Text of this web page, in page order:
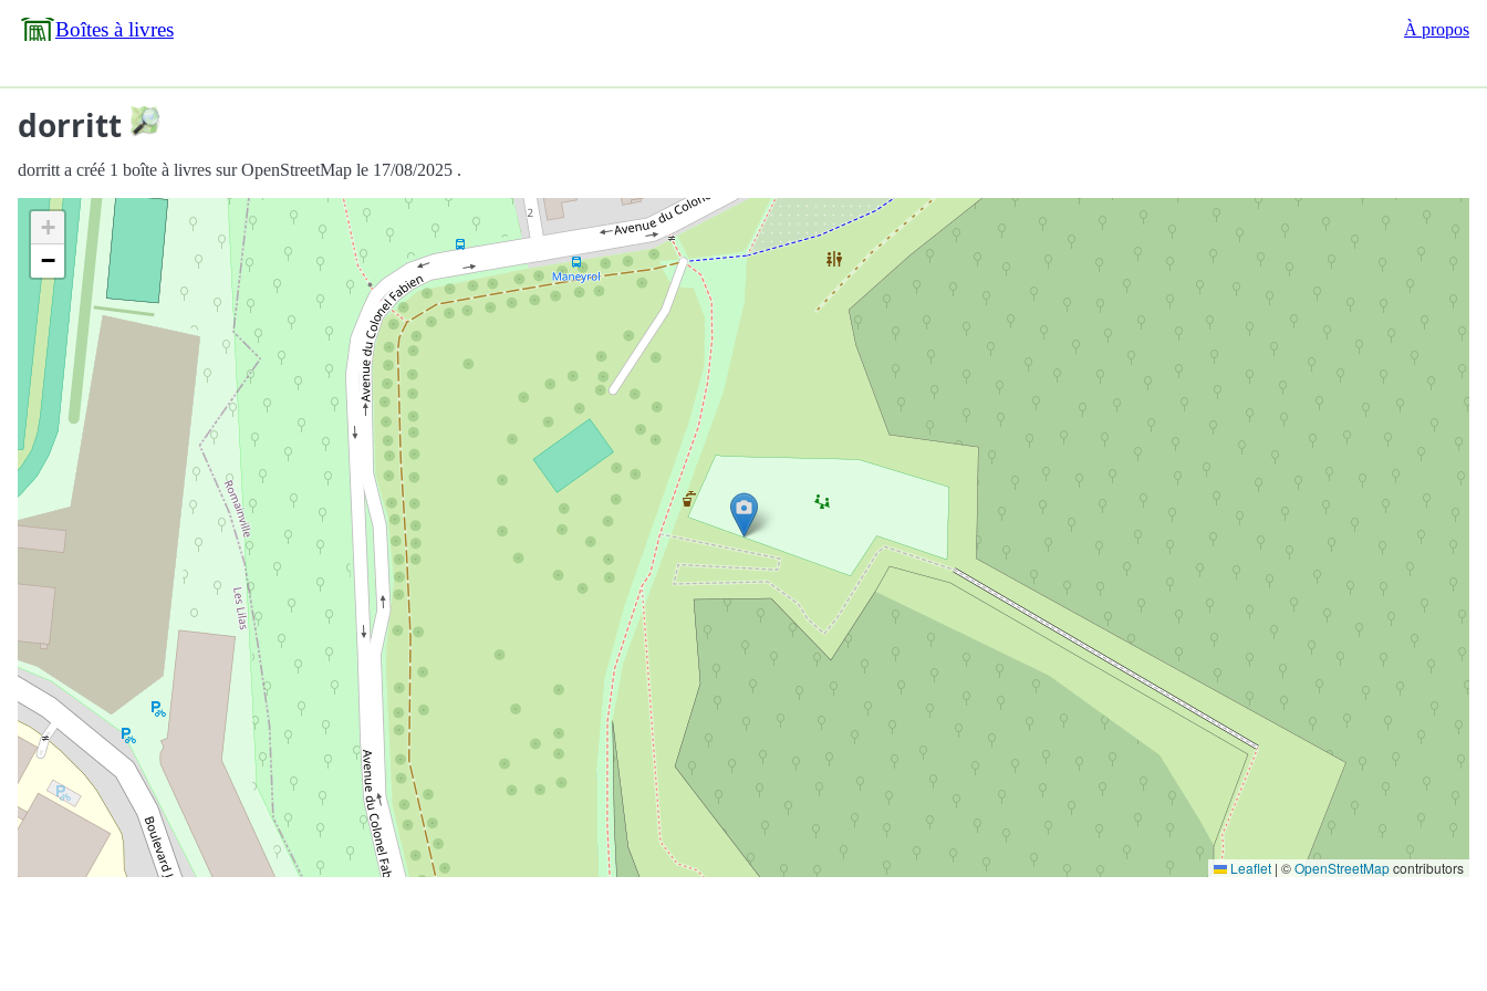
Boîtes à livres À propos
dorritt
dorritt a créé 1 boîte à livres sur OpenStreetMap le 17/08/2025 .
+
−
Leaflet | ©OpenStreetMapcontributors